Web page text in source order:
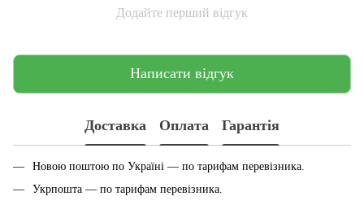
Додайте перший відгук
Написати відгук
Доставка Оплата Гарантія
Новою поштою по Україні — по тарифам перевiзника.
Укрпошта — по тарифам перевiзника.